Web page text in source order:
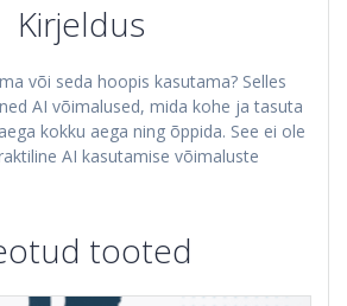
Kirjeldus
või seda hoopis kasutama? Selles
AI võimalused, mida kohe ja tasuta
kokku aega ning õppida. See ei ole
AI kasutamise võimaluste
tooted